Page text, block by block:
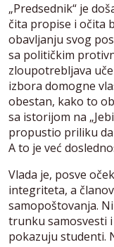
„Predsednik“ je
čita propise i očita
obavljanju svog
sa političkim
zloupotrebljava
izbora domogne
obestan, kako to
sa istorijom na
propustio priliku
A to je već
Vlada je, posve
integriteta, a
samopoštovanja.
trunku samosvesti
pokazuju studenti.